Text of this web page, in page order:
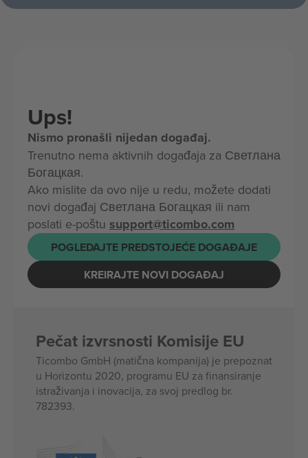
Ups!
Nismo pronašli nijedan događaj.
Trenutno nema aktivnih događaja za Светлана
Богацкая.
Ako mislite da ovo nije u redu, možete dodati
novi događaj Светлана Богацкая ili nam
poslati e-poštu support@ticombo.com
POGLEDAJTE PREDSTOJEĆE DOGAĐAJE
KREIRAJTE NOVI DOGAĐAJ
Pečat izvrsnosti Komisije EU
Ticombo GmbH (matična kompanija) je prepoznat
u Horizontu 2020, programu EU za finansiranje
istraživanja i inovacija, za svoj predlog br.
782393.